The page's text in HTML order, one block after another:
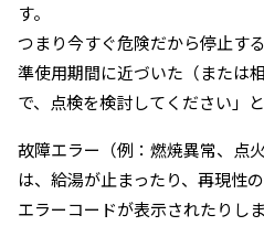
す。
つまり今すぐ危険だから停止す
準使用期間に近づいた（または
で、点検を検討してください」
故障エラー（例：燃焼異常、点
は、給湯が止まったり、再現性
エラーコードが表示されたりし